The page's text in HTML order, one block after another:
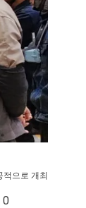
으로 개최